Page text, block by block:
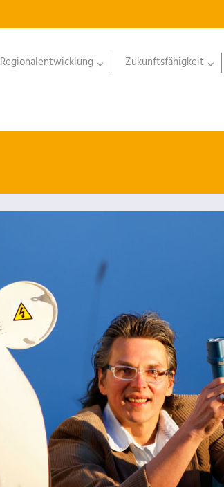
Regionalentwicklung Zukunftsfähigkeit